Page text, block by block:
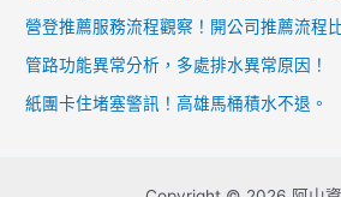
營登推薦服務流程觀察！開公司推薦流程
管路功能異常分析，多處排水異常原因！
紙團卡住堵塞警訊！高雄馬桶積水不退。